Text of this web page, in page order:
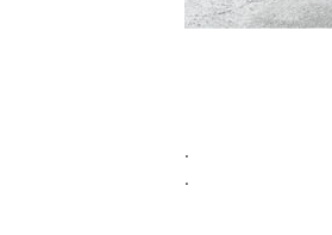
.
.